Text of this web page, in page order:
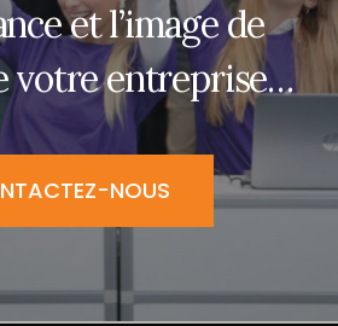
nceet l’imagede
votreentreprise…
NOUS